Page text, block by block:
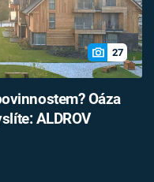
27
Oáza
ALDROV